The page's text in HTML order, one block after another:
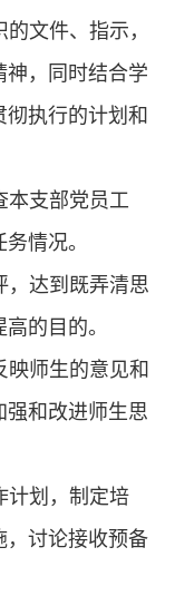
文件、指示，
神，同时结合学
执行的计划和
本支部党员工
情况。
，达到既弄清思
的目的。
映师生的意见和
强和改进师生思
计划，制定培
，讨论接收预备